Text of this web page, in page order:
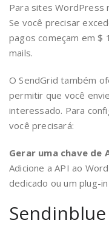
Para sites WordPress
Se você precisar
pagos começam em $
mails.
O SendGrid também
permitir que você envie
interessado. Para
você precisará:
Gerar uma chave de
Adicione a API ao
dedicado ou um plug-
Sendinblue